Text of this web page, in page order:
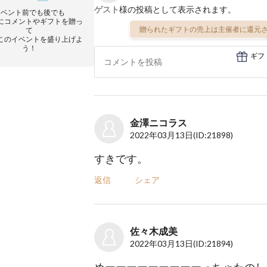
ント前でも後でも
コメントやギフトを贈っ
て
のイベントを盛り上げよ
う！
ゲスト様の投稿として表示されます。
贈られたギフトの売上は主催者に還元
ギフ
金澤ニコラス
2022年03月13日(ID:21898)
すきです。
返信 シェア
佐々木成美
2022年03月13日(ID:21894)